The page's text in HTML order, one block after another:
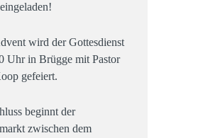
wird der Gottesdienst
Uhr in Brügge mit Pastor
gefeiert.
beginnt der
zwischen dem